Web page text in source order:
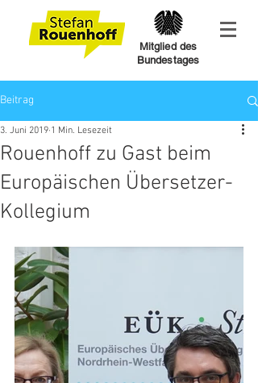
Mitglied des
Bundestages
Beitrag
Rouenhoff zu Gast beim
Europäischen Übersetzer-
Kollegium
3. Juni 2019 1 Min. Lesezeit